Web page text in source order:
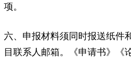
项。
六、申报材料须同时报送纸件
目联系人邮箱。《申请书》《